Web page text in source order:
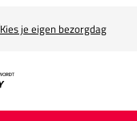
Kies je eigen bezorgdag